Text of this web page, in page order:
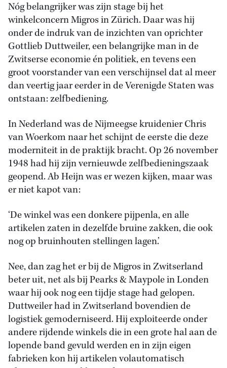
Nóg belangrijker was zijn stage bij het
winkelconcern Migros in Zürich. Daar was hij
onder de indruk van de inzichten van oprichter
Gottlieb Duttweiler, een belangrijke man in de
Zwitserse economie én politiek, en tevens een
groot voorstander van een verschijnsel dat al meer
dan veertig jaar eerder in de Verenigde Staten was
ontstaan: zelfbediening.
In Nederland was de Nijmeegse kruidenier Chris
van Woerkom naar het schijnt de eerste die deze
moderniteit in de praktijk bracht. Op 26 november
1948 had hij zijn vernieuwde zelfbedieningszaak
geopend. Ab Heijn was er wezen kijken, maar was
er niet kapot van:
‘De winkel was een donkere pijpenla, en alle
artikelen zaten in dezelfde bruine zakken, die ook
nog op bruinhouten stellingen lagen.’
Nee, dan zag het er bij de Migros in Zwitserland
beter uit, net als bij Pearks & Maypole in Londen
waar hij ook nog een tijdje stage had gelopen.
Duttweiler had in Zwitserland bovendien de
logistiek gemoderniseerd. Hij exploiteerde onder
andere rijdende winkels die in een grote hal aan de
lopende band gevuld werden en in zijn eigen
fabrieken kon hij artikelen volautomatisch